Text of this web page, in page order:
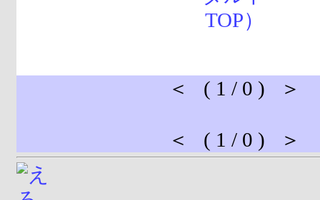
＜ ( 1 / 0 ) ＞
＜ ( 1 / 0 ) ＞